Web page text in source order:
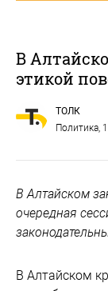
В
этикой
ТОЛК
Политика,
В Алтайском
очередная
В Алтайском